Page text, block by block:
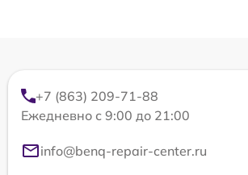
+7 (863) 209-71-88
Ежедневно с 9:00 до 21:00
info@benq-repair-center.ru